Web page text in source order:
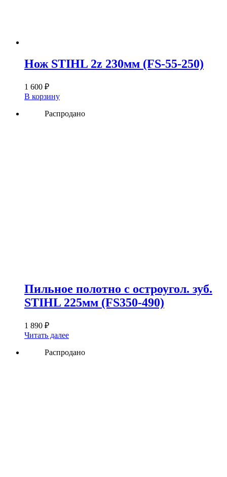
Нож STIHL 2z 230мм (FS-55-250)
1 600 ₽
В корзину
Распродано
Пильное полотно с остроугол. зуб.
STIHL 225мм (FS350-490)
1 890 ₽
Читать далее
Распродано